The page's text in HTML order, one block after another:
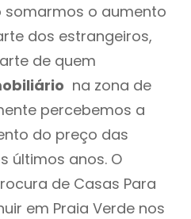
somarmos o aumento
dos estrangeiros,
de quem
na zona de
percebemos a
do preço das
últimos anos. O
de Casas Para
em Praia Verde nos